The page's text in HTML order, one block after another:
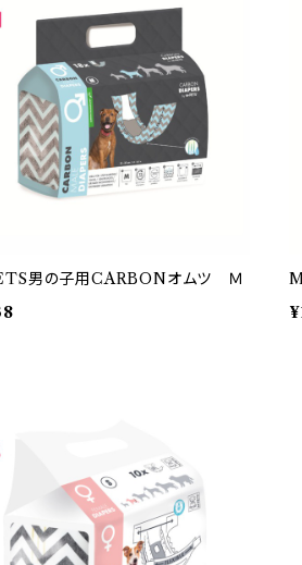
男の子用CARBONオムツ Ｍ